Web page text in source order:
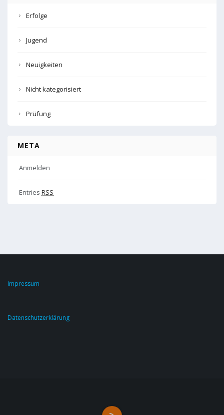
Erfolge
Jugend
Neuigkeiten
Nicht kategorisiert
Prüfung
META
Anmelden
Entries RSS
Impressum
Datenschutzerklärung